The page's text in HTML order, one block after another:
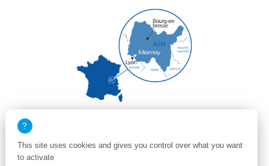
le vendredi de 8h30 à 12h et de 13h30 à 16h30
un samedi matin sur deux de 8h30 à 12h
This site uses cookies and gives you control over what you want
to activate